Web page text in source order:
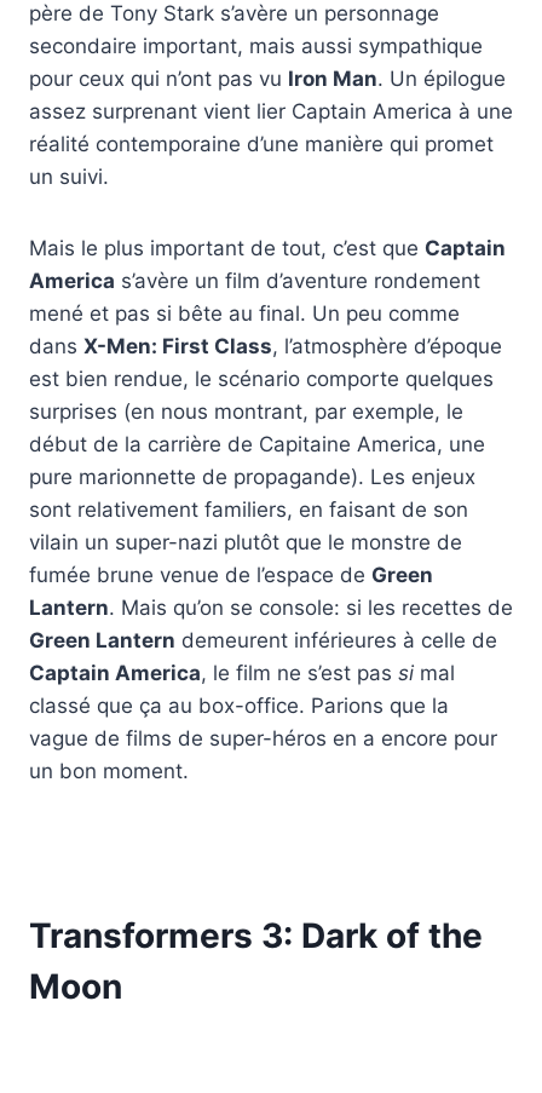
père de Tony Stark s’avère un personnage
secondaire important, mais aussi sympathique
pour ceux qui n’ont pas vu Iron Man. Un épilogue
assez surprenant vient lier Captain America à une
réalité contemporaine d’une manière qui promet
un suivi.
Mais le plus important de tout, c’est que Captain
America s’avère un film d’aventure rondement
mené et pas si bête au final. Un peu comme
dans X-Men: First Class, l’atmosphère d’époque
est bien rendue, le scénario comporte quelques
surprises (en nous montrant, par exemple, le
début de la carrière de Capitaine America, une
pure marionnette de propagande). Les enjeux
sont relativement familiers, en faisant de son
vilain un super-nazi plutôt que le monstre de
fumée brune venue de l’espace de Green
Lantern. Mais qu’on se console: si les recettes de
Green Lantern demeurent inférieures à celle de
Captain America, le film ne s’est pas si mal
classé que ça au box-office. Parions que la
vague de films de super-héros en a encore pour
un bon moment.
Transformers 3: Dark of the
Moon